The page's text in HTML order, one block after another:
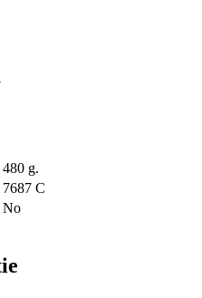
480 g.
7687 C
No